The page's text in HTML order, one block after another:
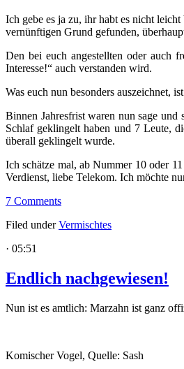
Ich gebe es ja zu, ihr habt es nicht
vernünftigen Grund gefunden,
Den bei euch angestellten oder auch
Interesse!“ auch verstanden wird.
Was euch nun besonders auszeichnet,
Binnen Jahresfrist waren nun sage
Schlaf geklingelt haben und 7 Leute,
überall geklingelt wurde.
Ich schätze mal, ab Nummer 10 oder
Verdienst, liebe Telekom. Ich möchte
7 Comments
Filed underVermischtes
· 05:51
Endlich nachgewiesen!
Nun ist es amtlich: Marzahn ist ganz
Komischer Vogel, Quelle: Sash